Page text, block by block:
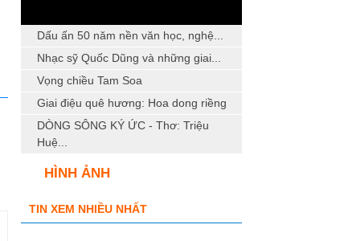
Dấu ấn 50 năm nền văn học, nghệ...
Nhạc sỹ Quốc Dũng và những giai...
Vọng chiều Tam Soa
Giai điệu quê hương: Hoa dong riềng
DÒNG SÔNG KÝ ỨC - Thơ: Triệu
Huệ...
HÌNH ẢNH
TIN XEM NHIỀU NHẤT